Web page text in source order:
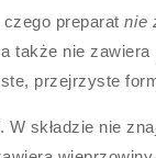
czego preparatnie
także nie zawiera
przejrzyste
składzie nie